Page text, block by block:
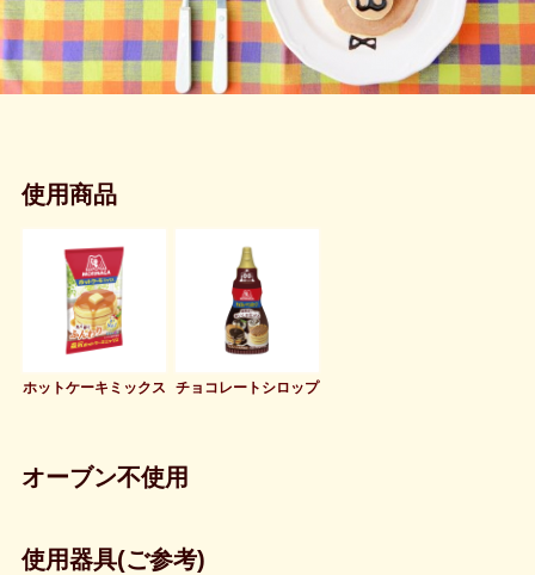
使用商品
ホットケーキミックス チョコレートシロップ
オーブン不使用
使用器具(ご参考)